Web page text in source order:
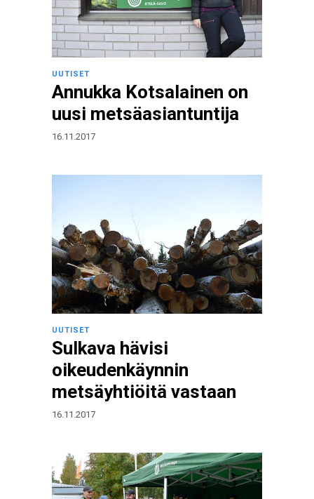
UUTISET
Annukka Kotsalainen on
uusi metsäasiantuntija
16.11.2017
UUTISET
Sulkava hävisi
oikeudenkäynnin
metsäyhtiöitä vastaan
16.11.2017